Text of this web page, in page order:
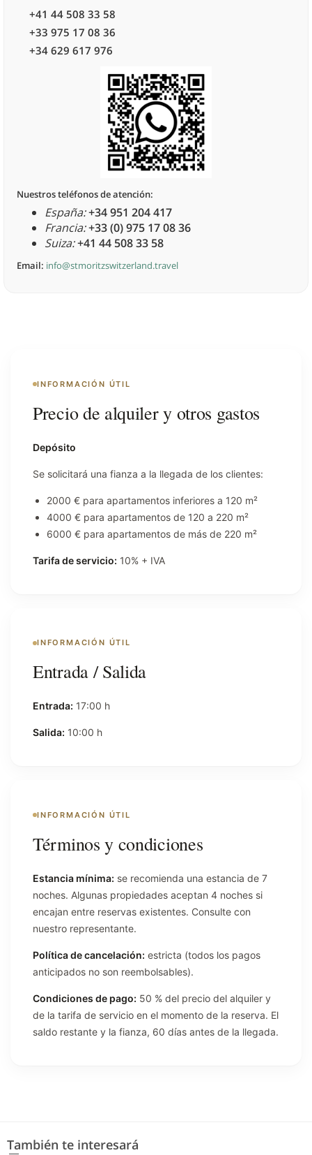
+41 44 508 33 58
+33 975 17 08 36
+34 629 617 976
Nuestros teléfonos de atención:
España:+34 951 204 417
Francia:+33 (0) 975 17 08 36
Suiza:+41 44 508 33 58
Email: info@stmoritzswitzerland.travel
INFORMACIÓN ÚTIL
Precio de alquiler y otros gastos
Depósito
Se solicitará una fianza a la llegada de los clientes:
2000 € para apartamentos inferiores a 120 m²
4000 € para apartamentos de 120 a 220 m²
6000 € para apartamentos de más de 220 m²
Tarifa de servicio: 10% + IVA
INFORMACIÓN ÚTIL
Entrada / Salida
Entrada: 17:00 h
Salida: 10:00 h
INFORMACIÓN ÚTIL
Términos y condiciones
Estancia mínima: se recomienda una estancia de 7
noches. Algunas propiedades aceptan 4 noches si
encajan entre reservas existentes. Consulte con
nuestro representante.
Política de cancelación: estricta (todos los pagos
anticipados no son reembolsables).
Condiciones de pago: 50 % del precio del alquiler y
de la tarifa de servicio en el momento de la reserva. El
saldo restante y la fianza, 60 días antes de la llegada.
También te interesará